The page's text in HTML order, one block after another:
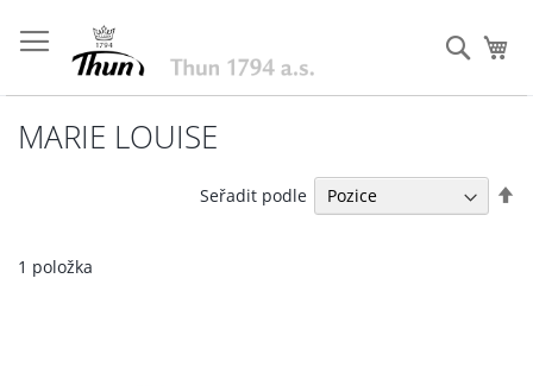
na
obsah
Hledat
MARIE LOUISE
1 položka
Seřadit podle